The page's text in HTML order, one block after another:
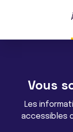
Vous
Les
accessibles